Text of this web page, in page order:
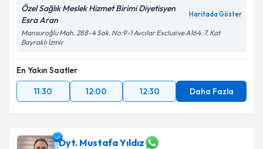
Özel Sağlık Meslek Hizmet Birimi Diyetisyen
Esra Aran
Haritada Göster
Mansuroğlu Mah. 288-4 Sok. No:9-1 Avcılar Exclusive A164. 7. Kat
Bayraklı İzmir
En Yakın Saatler
11:30
12:00 12:30 Daha Fazla
Dyt. Mustafa Yıldız